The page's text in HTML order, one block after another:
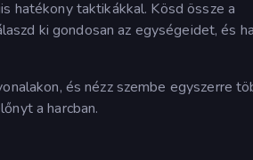
hatékony taktikákkal. Kösd össze a
ki gondosan az egységeidet, és
és nézz szembe egyszerre
a harcban.